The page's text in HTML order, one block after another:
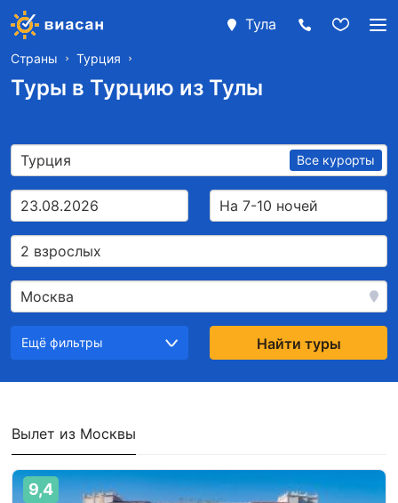
Тула
Страны Турция
Туры в Турцию из Тулы
Турция Все курорты
23.08.2026 На 7-10 ночей
2 взрослых
Москва
Ещё фильтры Найти туры
Вылет из Москвы
9,4